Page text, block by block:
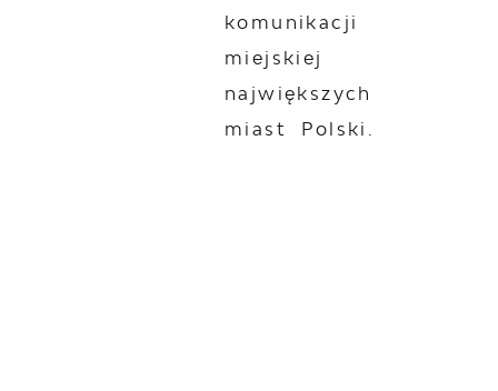
komunikacji
miejskiej
największych
miast Polski.